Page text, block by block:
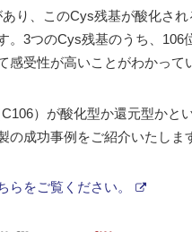
り、このCys残基が酸化され
。3つのCys残基のうち、106
感受性が高いことがわかって
）が酸化型か還元型かと
の成功事例をご紹介いたしま
らをご覧ください。